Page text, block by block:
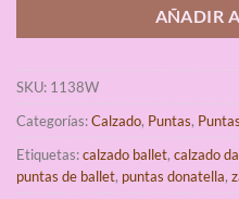
AÑADIR
SKU: 1138W
Categorías:Calzado, Puntas,
Etiquetas:calzado ballet, calzado
puntas de ballet, puntas donatella,